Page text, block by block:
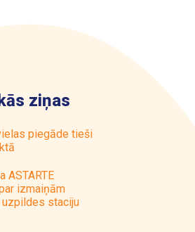
ziņas
piegāde tieši
ASTARTE
izmaiņām
staciju